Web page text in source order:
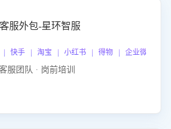
服外包-星环智服
快手 | 淘宝 | 小红书 | 得物 | 企业微信
服团队 · 岗前培训